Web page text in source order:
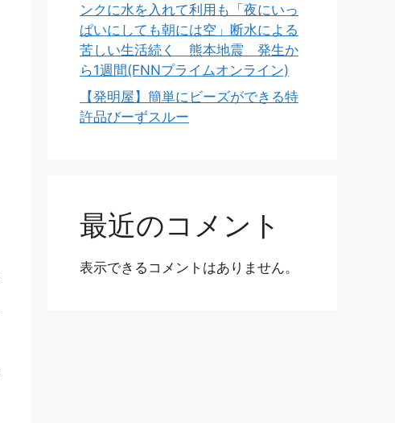
ンクに水を入れて利用も「夜にいっ
ぱいにしても朝には空」断水による
苦しい生活続く 熊本地震 発生か
ら1週間(FNNプライムオンライン)
【発明屋】簡単にビーズができる特
許品びーずスルー
最近のコメント
表示できるコメントはありません。